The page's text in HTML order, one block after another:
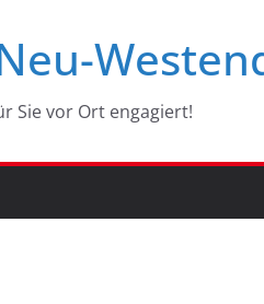
Sie vor Ort engagiert!